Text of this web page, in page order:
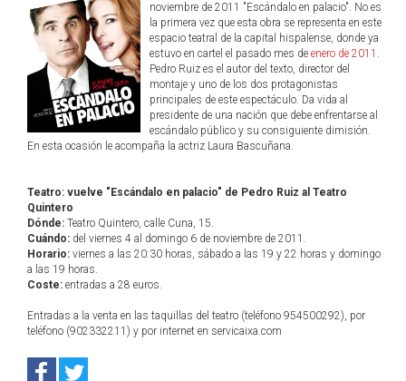
noviembre de 2011 "Escándalo en palacio". No es
la primera vez que esta obra se representa en este
espacio teatral de la capital hispalense, donde ya
estuvo en cartel el pasado mes de enero de 2011 .
Pedro Ruiz es el autor del texto, director del
montaje y uno de los dos protagonistas
principales de este espectáculo. Da vida al
presidente de una nación que debe enfrentarse al
escándalo público y su consiguiente dimisión.
En esta ocasión le acompaña la actriz Laura Bascuñana.
Teatro: vuelve "Escándalo en palacio" de Pedro Ruiz al Teatro
Quintero
Dónde: Teatro Quintero, calle Cuna, 15.
Cuándo: del viernes 4 al domingo 6 de noviembre de 2011.
Horario: viernes a las 20:30 horas, sábado a las 19 y 22 horas y domingo
a las 19 horas.
Coste: entradas a 28 euros.
Entradas a la venta en las taquillas del teatro (teléfono 954500292), por
teléfono (902332211) y por internet en servicaixa.com